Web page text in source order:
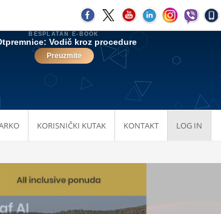
KORISNIČKI KUTAK KONTAKT LOG IN